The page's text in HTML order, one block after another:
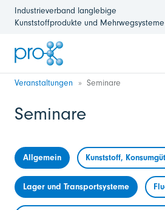
Industrieverband langlebige
Kunststoffprodukte und
Veranstaltungen Seminare
Seminare
Allgemein Kunststoff,
Lager und Transportsysteme